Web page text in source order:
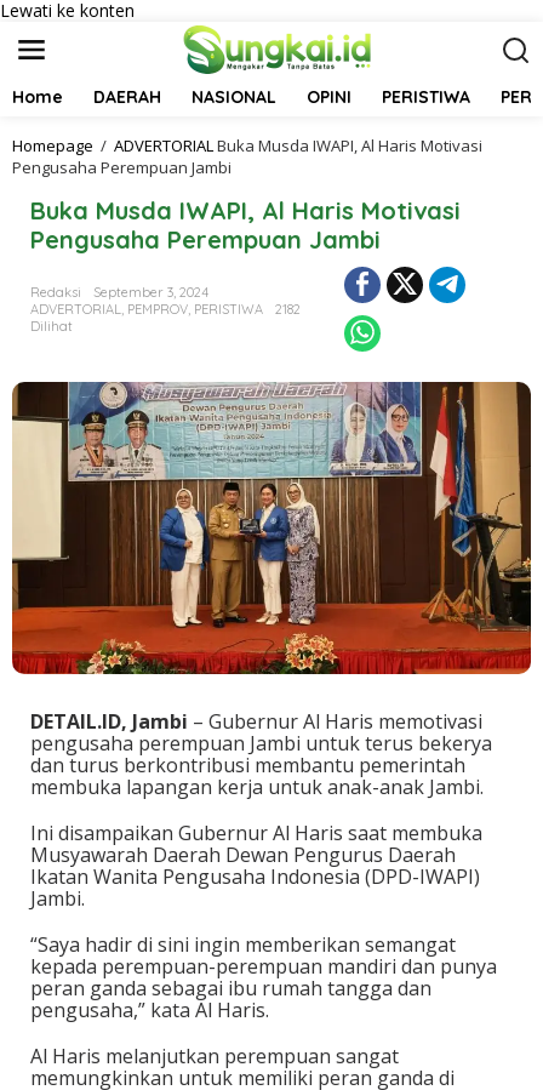
Lewati ke konten
Home DAERAH NASIONAL OPINI PERISTIWA
Homepage / ADVERTORIALBuka Musda IWAPI, Al Haris Motivasi
Pengusaha Perempuan Jambi
Buka Musda IWAPI, Al Haris Motivasi
Pengusaha Perempuan Jambi
Redaksi
September 3, 2024
ADVERTORIAL, PEMPROV, PERISTIWA
2182
Dilihat
DETAIL.ID, Jambi – Gubernur Al Haris memotivasi
pengusaha perempuan Jambi untuk terus bekerya
dan turus berkontribusi membantu pemerintah
membuka lapangan kerja untuk anak-anak Jambi.
Ini disampaikan Gubernur Al Haris saat membuka
Musyawarah Daerah Dewan Pengurus Daerah
Ikatan Wanita Pengusaha Indonesia (DPD-IWAPI)
Jambi.
“Saya hadir di sini ingin memberikan semangat
kepada perempuan-perempuan mandiri dan punya
peran ganda sebagai ibu rumah tangga dan
pengusaha,” kata Al Haris.
Al Haris melanjutkan perempuan sangat
memungkinkan untuk memiliki peran ganda di